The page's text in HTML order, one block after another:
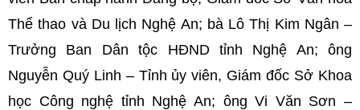
Thể thao và Du lịch Nghệ An; bà Lô Thị Kim Ngân –
Trưởng Ban Dân tộc HĐND tỉnh Nghệ An; ông
Nguyễn Quý Linh – Tỉnh ủy viên, Giám đốc Sở Khoa
học Công nghệ tỉnh Nghệ An; ông Vi Văn Sơn –